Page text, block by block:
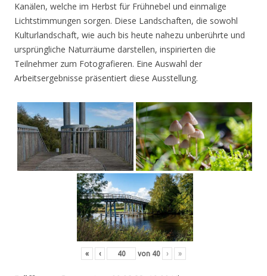
Kanälen, welche im Herbst für Frühnebel und einmalige
Lichtstimmungen sorgen. Diese Landschaften, die sowohl
Kulturlandschaft, wie auch bis heute nahezu unberührte und
ursprüngliche Naturräume darstellen, inspirierten die
Teilnehmer zum Fotografieren. Eine Auswahl der
Arbeitsergebnisse präsentiert diese Ausstellung.
« ‹ von 40 › »